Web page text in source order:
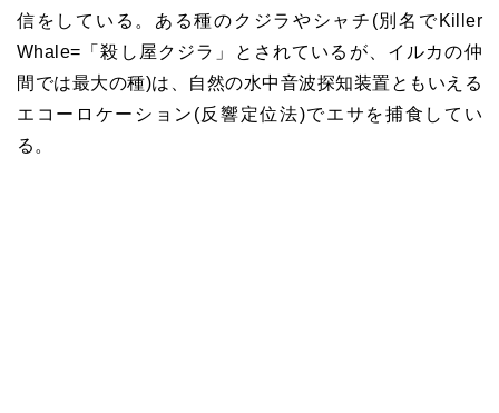
信をしている。ある種のクジラやシャチ(別名でKiller
Whale=「殺し屋クジラ」とされているが、イルカの仲
間では最大の種)は、自然の水中音波探知装置ともいえる
エコーロケーション(反響定位法)でエサを捕食してい
る。